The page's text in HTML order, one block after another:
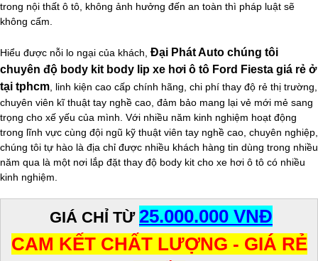
trong nội thất ô tô, không ảnh hưởng đến an toàn thì pháp luật sẽ
không cấm.
Hiểu được nỗi lo ngại của khách, Đại Phát Auto chúng tôi
chuyên độ body kit body lip xe hơi ô tô Ford Fiesta giá rẻ ở
tại tphcm, linh kiện cao cấp chính hãng, chi phí thay độ rẻ thị trường,
chuyên viên kĩ thuật tay nghề cao, đảm bảo mang lại vẻ mới mẻ sang
trọng cho xế yếu của mình. Với nhiều năm kinh nghiệm hoạt động
trong lĩnh vực cùng đội ngũ kỹ thuật viên tay nghề cao, chuyên nghiệp,
chúng tôi tự hào là địa chỉ được nhiều khách hàng tin dùng trong nhiều
năm qua là một nơi lắp đặt thay độ body kit cho xe hơi ô tô có nhiều
kinh nghiệm.
GIÁ CHỈ TỪ 25.000.000 VNĐ
CAM KẾT CHẤT LƯỢNG - GIÁ RẺ